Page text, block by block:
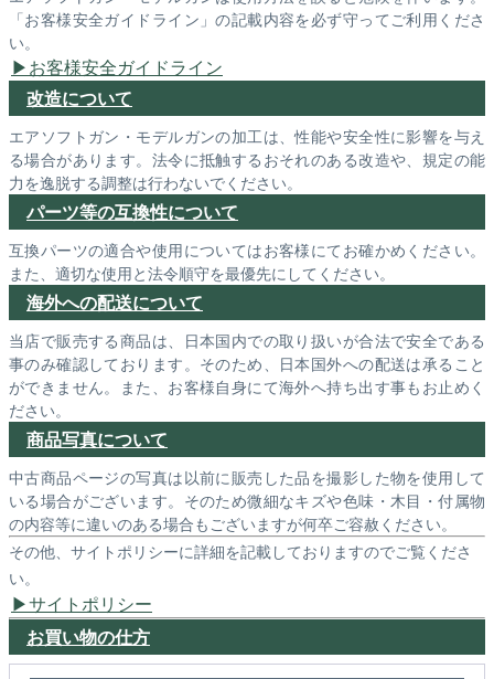
「お客様安全ガイドライン」の記載内容を必ず守ってご利用くださ
い。
お客様安全ガイドライン
改造について
エアソフトガン・モデルガンの加工は、性能や安全性に影響を与え
る場合があります。法令に抵触するおそれのある改造や、規定の能
力を逸脱する調整は行わないでください。
パーツ等の互換性について
互換パーツの適合や使用についてはお客様にてお確かめください。
また、適切な使用と法令順守を最優先にしてください。
海外への配送について
当店で販売する商品は、日本国内での取り扱いが合法で安全である
事のみ確認しております。そのため、日本国外への配送は承ること
ができません。また、お客様自身にて海外へ持ち出す事もお止めく
ださい。
商品写真について
中古商品ページの写真は以前に販売した品を撮影した物を使用して
いる場合がございます。そのため微細なキズや色味・木目・付属物
の内容等に違いのある場合もございますが何卒ご容赦ください。
その他、サイトポリシーに詳細を記載しておりますのでご覧くださ
い。
サイトポリシー
お買い物の仕方